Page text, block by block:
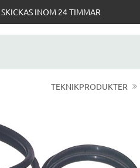
INOM 24 TIMMAR
TEKNIKPRODUKTER